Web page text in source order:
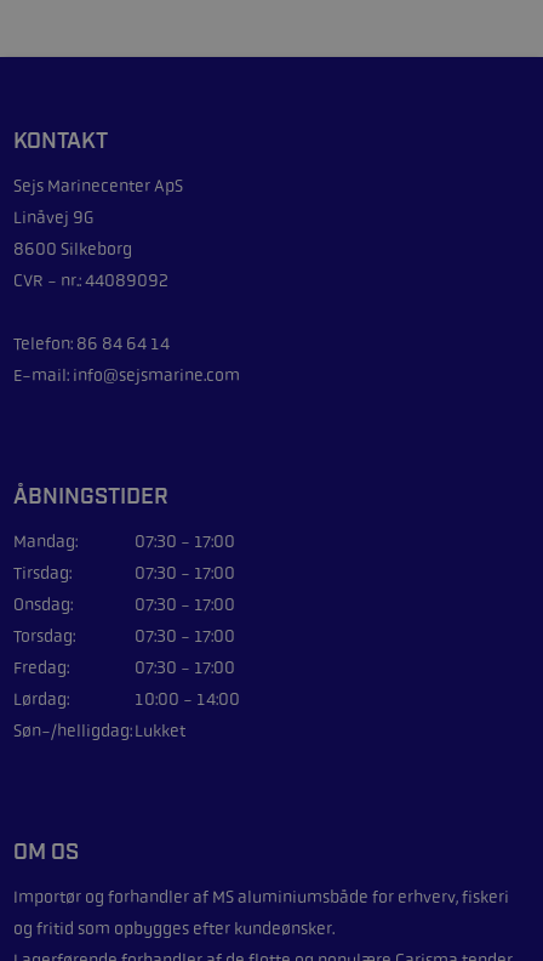
KONTAKT
Sejs Marinecenter ApS
Linåvej 9G
8600 Silkeborg
CVR - nr.: 44089092
Telefon: 86 84 64 14
E-mail: info@sejsmarine.com
ÅBNINGSTIDER
Mandag:
07:30 - 17:00
Tirsdag:
07:30 - 17:00
Onsdag:
07:30 - 17:00
Torsdag:
07:30 - 17:00
Fredag:
07:30 - 17:00
Lørdag:
10:00 - 14:00
Søn-/helligdag:Lukket
OM OS
Importør og forhandler af MS aluminiumsbåde for erhverv, fiskeri
og fritid som opbygges efter kundeønsker.